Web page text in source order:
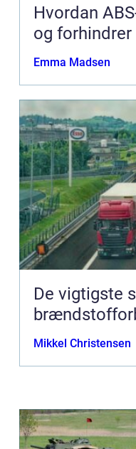
Hvordan
og forhindrer
Emma Madsen
De vigtigste
Mikkel Christensen